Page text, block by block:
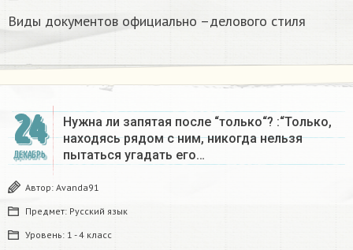
Виды документов официально –делового стиля
24
ДЕКАБРЬ
Нужна ли запятая после “только“? :“Только,
находясь рядом с ним, никогда нельзя
пытаться угадать его…
Автор: Avanda91
Предмет: Русский язык
Уровень: 1 - 4 класс